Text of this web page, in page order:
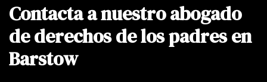
Contacta a nuestro abogado
de derechos de los padres en
Barstow